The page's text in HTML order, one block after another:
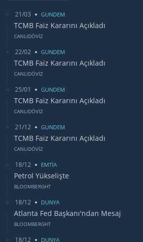
21/03 GUNDEM
TCMB Faiz Kararını Açıkladı
CANLIDÖVİZ
22/02 GUNDEM
TCMB Faiz Kararını Açıkladı
CANLIDÖVİZ
25/01 GUNDEM
TCMB Faiz Kararını Açıkladı
CANLIDÖVİZ
21/12 GUNDEM
TCMB Faiz Kararını Açıkladı
CANLIDÖVİZ
18/12 EMTİA
Petrol Yükselişte
BLOOMBERGHT
18/12 DUNYA
Atlanta Fed Başkanı'ndan Mesaj
BLOOMBERGHT
18/12 DUNYA